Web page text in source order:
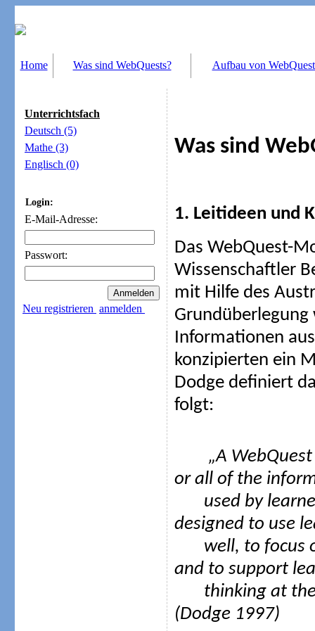
Home Was sind WebQuests? Aufbau von
Unterrichtsfach
Deutsch (5)
Mathe (3)
Englisch (0)
Login:
E-Mail-Adresse:
Passwort:
Neu registrieren anmelden
Was sind
1. Leitideen und
Das WebQuest-
Wissenschaftler
mit Hilfe des
Grundüberlegung
Informationen
konzipierten ein
Dodge definiert
folgt:
„A WebQuest
or all of the
used by
designed to use
well, to focus
and to support
thinking at
(Dodge 1997)